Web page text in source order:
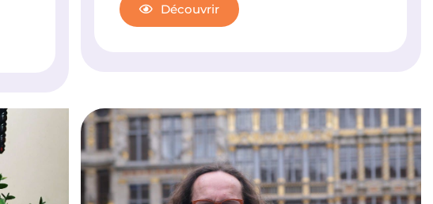
Découvrir